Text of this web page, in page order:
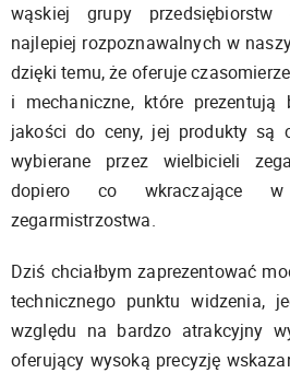
wąskiej grupy
najlepiej rozpoznawalnych w
dzięki temu, że oferuje
i mechaniczne, które prezentują
jakości do ceny, jej produkty są
wybierane przez wielbicieli
dopiero co wkraczające
zegarmistrzostwa.
Dziś chciałbym zaprezentować
technicznego punktu widzenia,
względu na bardzo atrakcyjny
oferujący wysoką precyzję